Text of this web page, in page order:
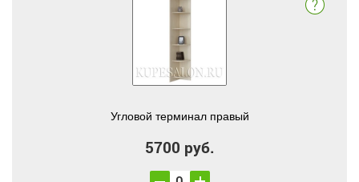
Угловой терминал правый
5700 руб.